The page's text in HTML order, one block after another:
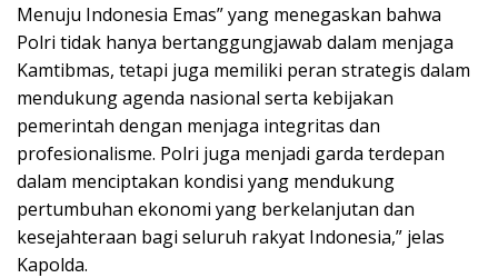
Menuju Indonesia Emas” yang menegaskan bahwa
Polri tidak hanya bertanggungjawab dalam menjaga
Kamtibmas, tetapi juga memiliki peran strategis dalam
mendukung agenda nasional serta kebijakan
pemerintah dengan menjaga integritas dan
profesionalisme. Polri juga menjadi garda terdepan
dalam menciptakan kondisi yang mendukung
pertumbuhan ekonomi yang berkelanjutan dan
kesejahteraan bagi seluruh rakyat Indonesia,” jelas
Kapolda.